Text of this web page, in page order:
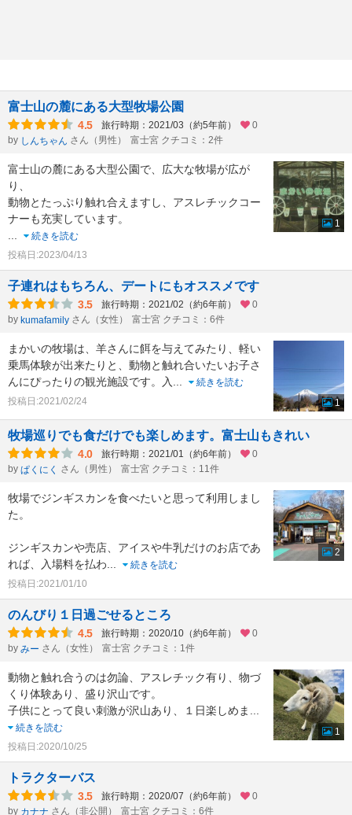
富士山の麓にある大型牧場公園
4.5 旅行時期：2021/03（約5年前）
0
by しんちゃん さん（男性） 富士宮 クチコミ：2件
富士山の麓にある大型公園で、広大な牧場が広が
り、
動物とたっぷり触れ合えますし、アスレチックコー
ナーも充実しています。
...
続きを読む
投稿日:2023/04/13
1
子連れはもちろん、デートにもオススメです
3.5 旅行時期：2021/02（約6年前）
0
by kumafamily さん（女性） 富士宮 クチコミ：6件
まかいの牧場は、羊さんに餌を与えてみたり、軽い
乗馬体験が出来たりと、動物と触れ合いたいお子さ
んにぴったりの観光施設です。入...
続きを読む
投稿日:2021/02/24
1
牧場巡りでも食だけでも楽しめます。富士山もきれい
4.0 旅行時期：2021/01（約6年前）
0
by ぱくにく さん（男性） 富士宮 クチコミ：11件
牧場でジンギスカンを食べたいと思って利用しまし
た。
ジンギスカンや売店、アイスや牛乳だけのお店であ
れば、入場料を払わ...
続きを読む
投稿日:2021/01/10
2
のんびり１日過ごせるところ
4.5 旅行時期：2020/10（約6年前）
0
by みー さん（女性） 富士宮 クチコミ：1件
動物と触れ合うのは勿論、アスレチック有り、物づ
くり体験あり、盛り沢山です。
子供にとって良い刺激が沢山あり、１日楽しめま ...
続きを読む
投稿日:2020/10/25
1
トラクターバス
3.5 旅行時期：2020/07（約6年前）
0
by カナナ さん（非公開） 富士宮 クチコミ：6件